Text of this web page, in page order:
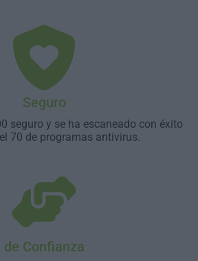
Seguro
seguro y se ha escaneado con éxito
70 de programas antivirus.
de Confianza